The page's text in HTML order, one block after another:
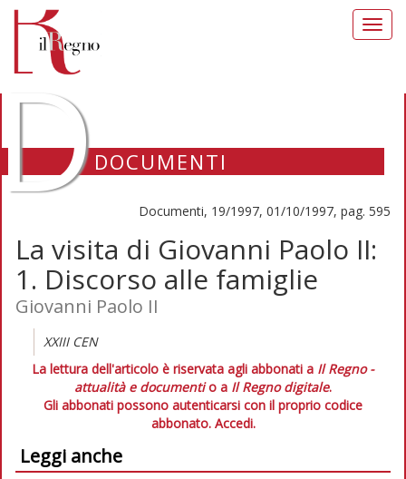
DOCUMENTI
Documenti, 19/1997, 01/10/1997, pag. 595
La visita di Giovanni Paolo II:
1. Discorso alle famiglie
Giovanni Paolo II
XXIII CEN
La lettura dell'articolo è riservata agli abbonati a Il Regno -
attualità e documentio a Il Regno digitale.
Gli abbonati possono autenticarsi con il proprio codice
abbonato. Accedi.
Leggi anche